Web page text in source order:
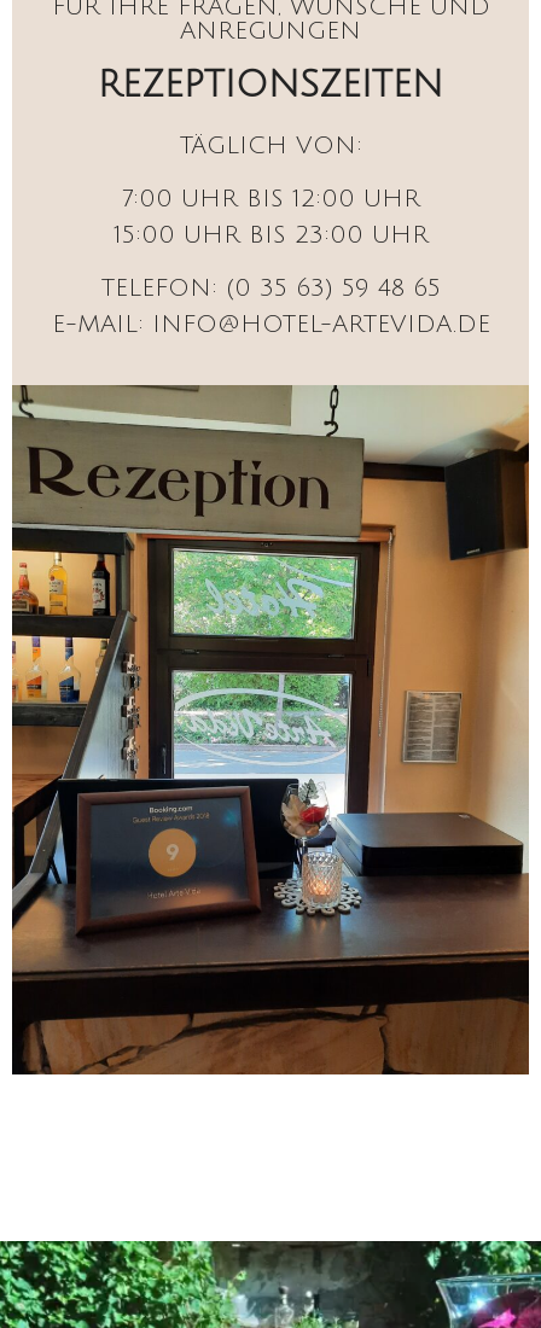
FÜR IHRE FRAGEN, WÜNSCHE UND
ANREGUNGEN
REZEPTIONSZEITEN
TÄGLICH VON:
7:00 UHR BIS 12:00 UHR
15:00 UHR BIS 23:00 UHR
TELEFON: (0 35 63) 59 48 65
E-MAIL: INFO@HOTEL-ARTEVIDA.DE